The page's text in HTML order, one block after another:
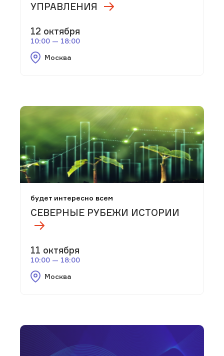
УПРАВЛЕНИЯ
12 октября
10:00 — 18:00
Москва
будет интересно всем
СЕВЕРНЫЕ РУБЕЖИ ИСТОРИИ
11 октября
10:00 — 18:00
Москва